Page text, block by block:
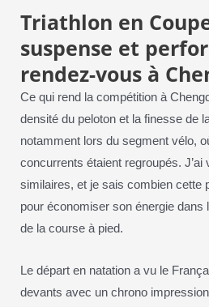
Triathlon en
suspense et
rendez-vous à
Ce qui rend la compétition à
densité du peloton et la finesse de
notamment lors du segment vélo,
concurrents étaient regroupés. J’ai
similaires, et je sais combien cette
pour économiser son énergie dans
de la course à pied.
Le départ en natation a vu le
devants avec un chrono